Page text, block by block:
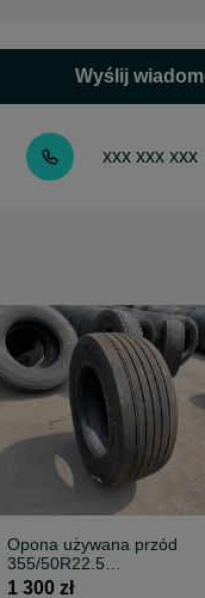
Wyślij
xxx xxx xxx
Opona używana przód
355/50R22.5
CONTINENTAL CONTI
1 300 zł